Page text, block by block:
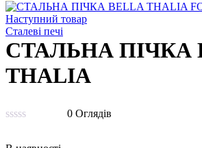
Наступний товар
Сталеві печі
СТАЛЬНА ПІЧКА
THALIA
0 Оглядів